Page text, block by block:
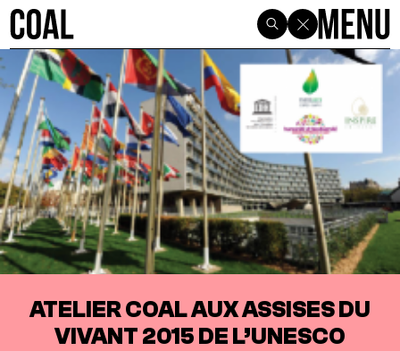
ATELIER COAL AUX ASSISES DU
VIVANT 2015 DE L’UNESCO